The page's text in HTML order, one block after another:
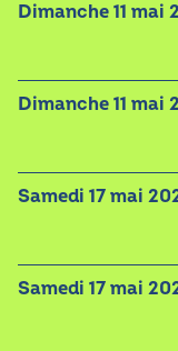
dimanche 11 mai
dimanche 11 mai
samedi 17 mai
samedi 17 mai